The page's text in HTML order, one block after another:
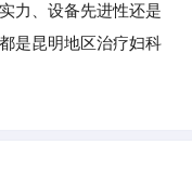
力、设备先进性还是
是昆明地区治疗妇科